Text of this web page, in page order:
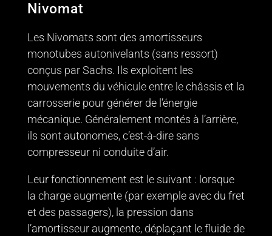
Nivomat
Les Nivomats sont des amortisseurs
monotubes autonivelants (sans ressort)
conçus par Sachs. Ils exploitent les
mouvements du véhicule entre le châssis et la
carrosserie pour générer de l’énergie
mécanique. Généralement montés à l’arrière,
ils sont autonomes, c’est-à-dire sans
compresseur ni conduite d’air.
Leur fonctionnement est le suivant : lorsque
la charge augmente (par exemple avec du fret
et des passagers), la pression dans
l’amortisseur augmente, déplaçant le fluide de